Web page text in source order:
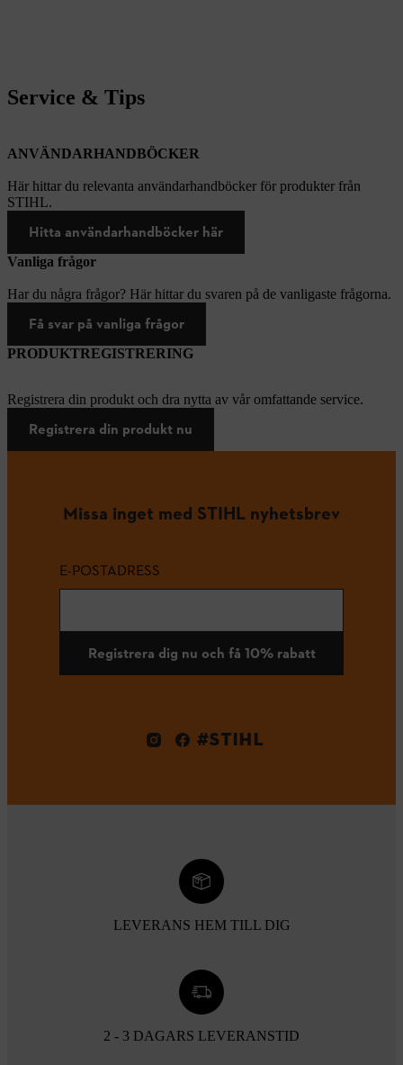
Service & Tips
ANVÄNDARHANDBÖCKER
Här hittar du relevanta användarhandböcker för produkter från
STIHL.
Hitta användarhandböcker här
Vanliga frågor
Har du några frågor? Här hittar du svaren på de vanligaste frågorna.
Få svar på vanliga frågor
PRODUKTREGISTRERING
Registrera din produkt och dra nytta av vår omfattande service.
Registrera din produkt nu
Missa inget med STIHL nyhetsbrev
E-POSTADRESS
Registrera dig nu och få 10% rabatt
#STIHL
LEVERANS HEM TILL DIG
2 - 3 DAGARS LEVERANSTID